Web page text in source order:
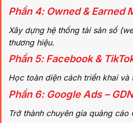
Phần 4: Owned & Earned
Xây dựng hệ thống tài sản số
thương hiệu.
Phần 5: Facebook &
Học toàn diện cách triển khai
Phần 6: Google Ads –
Trở thành chuyên gia quảng